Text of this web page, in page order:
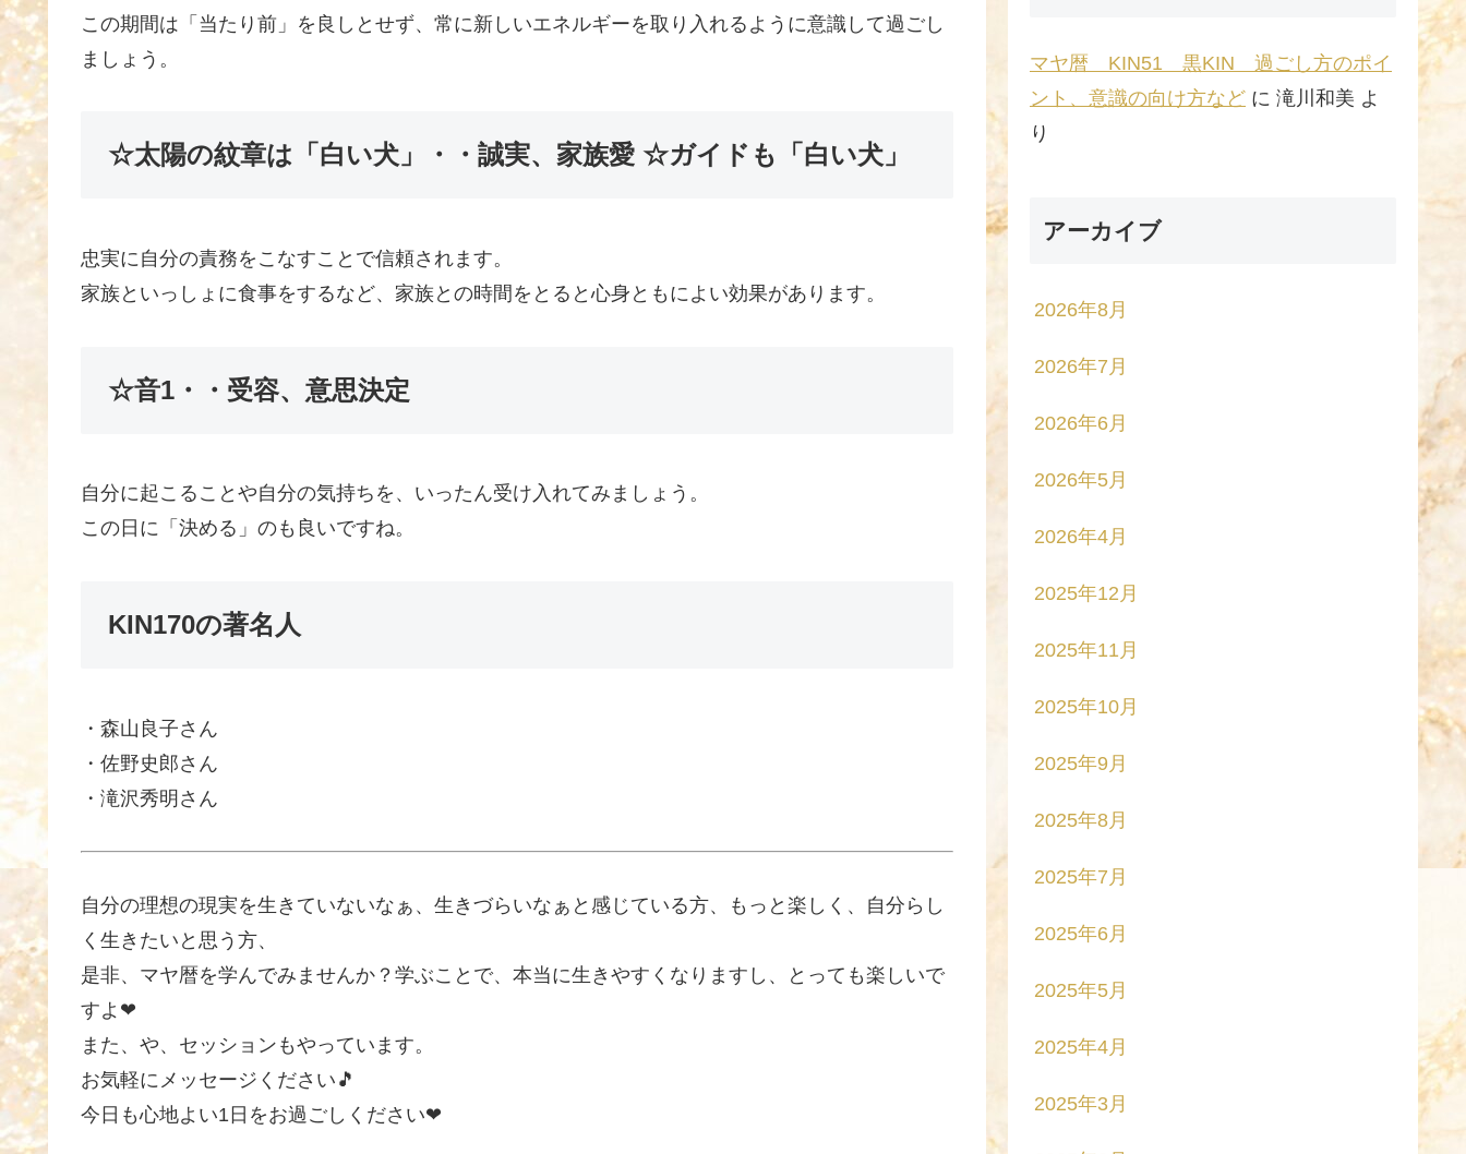
この期間は「当たり前」を良しとせず、常に新しいエネルギーを取り入れるように意識して過ごし
ましょう。
☆太陽の紋章は「白い犬」・・誠実、家族愛 ☆ガイドも「白い犬」
忠実に自分の責務をこなすことで信頼されます。
家族といっしょに食事をするなど、家族との時間をとると心身ともによい効果があります。
☆音1・・受容、意思決定
自分に起こることや自分の気持ちを、いったん受け入れてみましょう。
この日に「決める」のも良いですね。
KIN170の著名人
・森山良子さん
・佐野史郎さん
・滝沢秀明さん
自分の理想の現実を生きていないなぁ、生きづらいなぁと感じている方、もっと楽しく、自分らし
く生きたいと思う方、
是非、マヤ暦を学んでみませんか？学ぶことで、本当に生きやすくなりますし、とっても楽しいで
すよ❤
また、や、セッションもやっています。
お気軽にメッセージください🎵
今日も心地よい1日をお過ごしください❤
マヤ暦 KIN51 黒KIN 過ごし方のポイ
ント、意識の向け方など に 滝川和美 よ
り
アーカイブ
2026年8月
2026年7月
2026年6月
2026年5月
2026年4月
2025年12月
2025年11月
2025年10月
2025年9月
2025年8月
2025年7月
2025年6月
2025年5月
2025年4月
2025年3月